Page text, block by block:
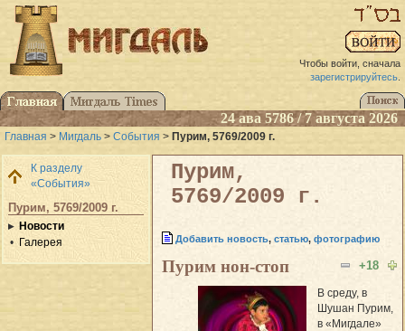
Чтобы войти, сначала
зарегистрируйтесь.
24 ава 5786 / 7 августа 2026
Главная > Мигдаль > События > Пурим, 5769/2009 г.
К разделу
«События»
Пурим, 5769/2009 г.
Новости
Галерея
Пурим,
5769/2009 г.
Добавить новость, статью, фотографию
+18
Пурим нон-стоп
В среду, в
Шушан Пурим,
в «Мигдале»